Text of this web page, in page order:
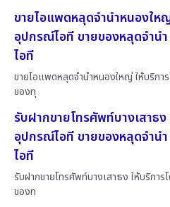
ขายไอแพดหลุดจำนำหนองให
อุปกรณ์ไอที ขายของหลุดจำน
ไอที
ขายไอแพดหลุดจำนำหนองใหญ่ ให้บริกา
ของทุ
รับฝากขายโทรศัพท์บางเสาธ
อุปกรณ์ไอที ขายของหลุดจำน
ไอที
รับฝากขายโทรศัพท์บางเสาธง ให้บริกา
ของท